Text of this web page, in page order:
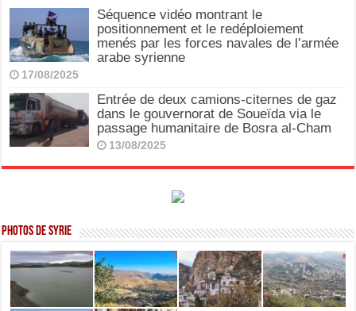
Séquence vidéo montrant le
positionnement et le redéploiement
menés par les forces navales de l’armée
arabe syrienne
17/08/2025
Entrée de deux camions-citernes de gaz
dans le gouvernorat de Soueïda via le
passage humanitaire de Bosra al-Cham
13/08/2025
Photos de Syrie